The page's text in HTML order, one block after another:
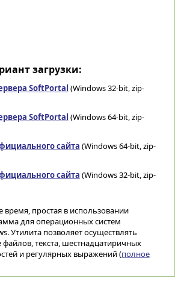
загрузки:
SoftPortal (Windows 32-bit, zip-
SoftPortal (Windows 64-bit, zip-
сайта (Windows 64-bit, zip-
сайта (Windows 32-bit, zip-
простая в использовании
для операционных систем
Утилита позволяет осуществлять
файлов, текста, шестнадцатиричных
и регулярных выражений (полное